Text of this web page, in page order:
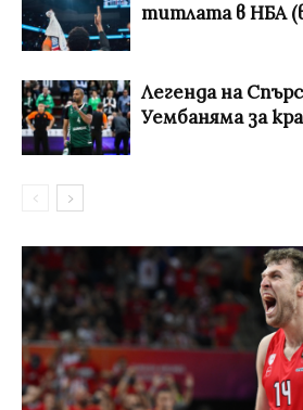
титлата в НБА
Легенда на
Уембаняма за